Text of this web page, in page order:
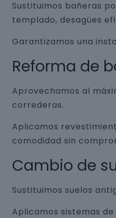
Sustituimos bañeras
templado, desagües
Garantizamos una
Reforma de
Aprovechamos al
correderas.
Aplicamos
comodidad sin
Cambio de
Sustituimos suelos
Aplicamos sistemas